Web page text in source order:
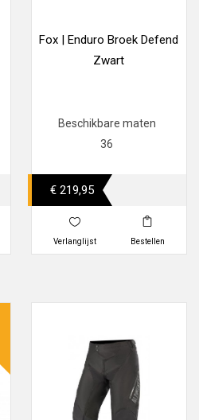
Fox | Enduro Broek Defend
Zwart
Beschikbare maten
36
€ 219,95
Verlanglijst Bestellen